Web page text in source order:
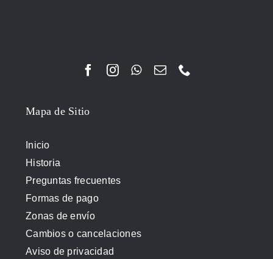
Mapa de Sitio
Inicio
Historia
Preguntas frecuentes
Formas de pago
Zonas de envío
Cambios o cancelaciones
Aviso de privacidad